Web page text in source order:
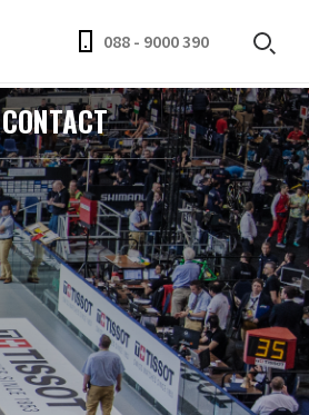
088 - 9000 390
CONTACT